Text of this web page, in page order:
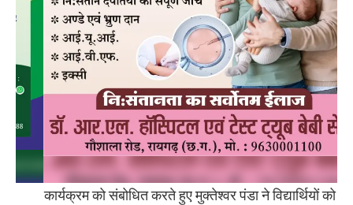
कार्यक्रम को संबोधित करते हुए मुक्तेश्वर पंडा ने विद्यार्थियों को